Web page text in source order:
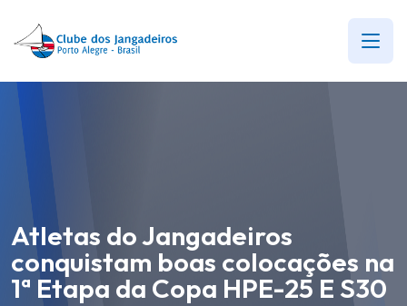
Atletas do Jangadeiros
conquistam boas colocações na
1ª Etapa da Copa HPE-25 E S30